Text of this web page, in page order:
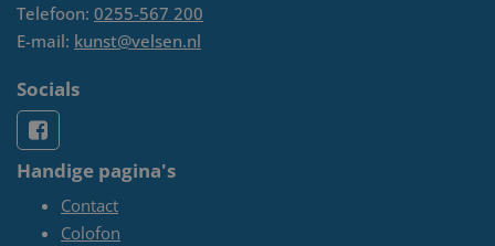
Telefoon: 0255-567 200
E-mail: kunst@velsen.nl
Socials
Handige pagina's
Contact
Colofon